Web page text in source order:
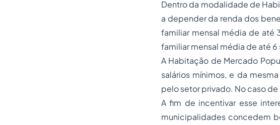
Dentro da modalidade de
a depender da renda dos
familiar mensal média de até
familiar mensal média de até 6
A Habitação de Mercado
salários mínimos, e da
pelo setor privado. No caso de
A fim de incentivar esse
municipalidades concedem